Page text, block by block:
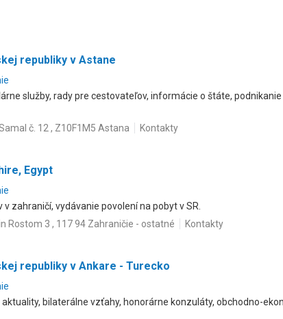
republiky v Astane
služby, rady pre cestovateľov, informácie o štáte,
č. 12 , Z10F1M5 Astana Kontakty
Egypt
zahraničí, vydávanie povolení na pobyt v SR.
Rostom 3 , 117 94 Zahraničie - ostatné Kontakty
republiky v Ankare - Turecko
bilaterálne vzťahy, honorárne konzuláty, obchodno-